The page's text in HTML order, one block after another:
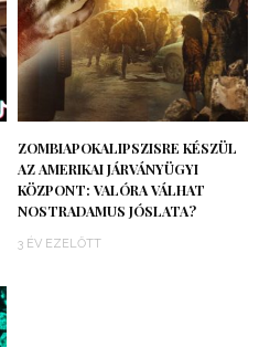
ZOMBIAPOKALIPSZISRE KÉSZÜL
AZ AMERIKAI JÁRVÁNYÜGYI
KÖZPONT: VALÓRA VÁLHAT
NOSTRADAMUS JÓSLATA?
3 ÉV EZELŐTT